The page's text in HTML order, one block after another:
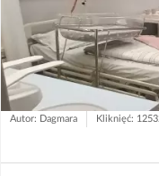
Autor: Dagmara Kliknięć: